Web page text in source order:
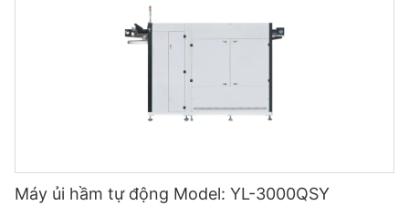
Máy ủi hầm tự động Model: YL-3000QSY